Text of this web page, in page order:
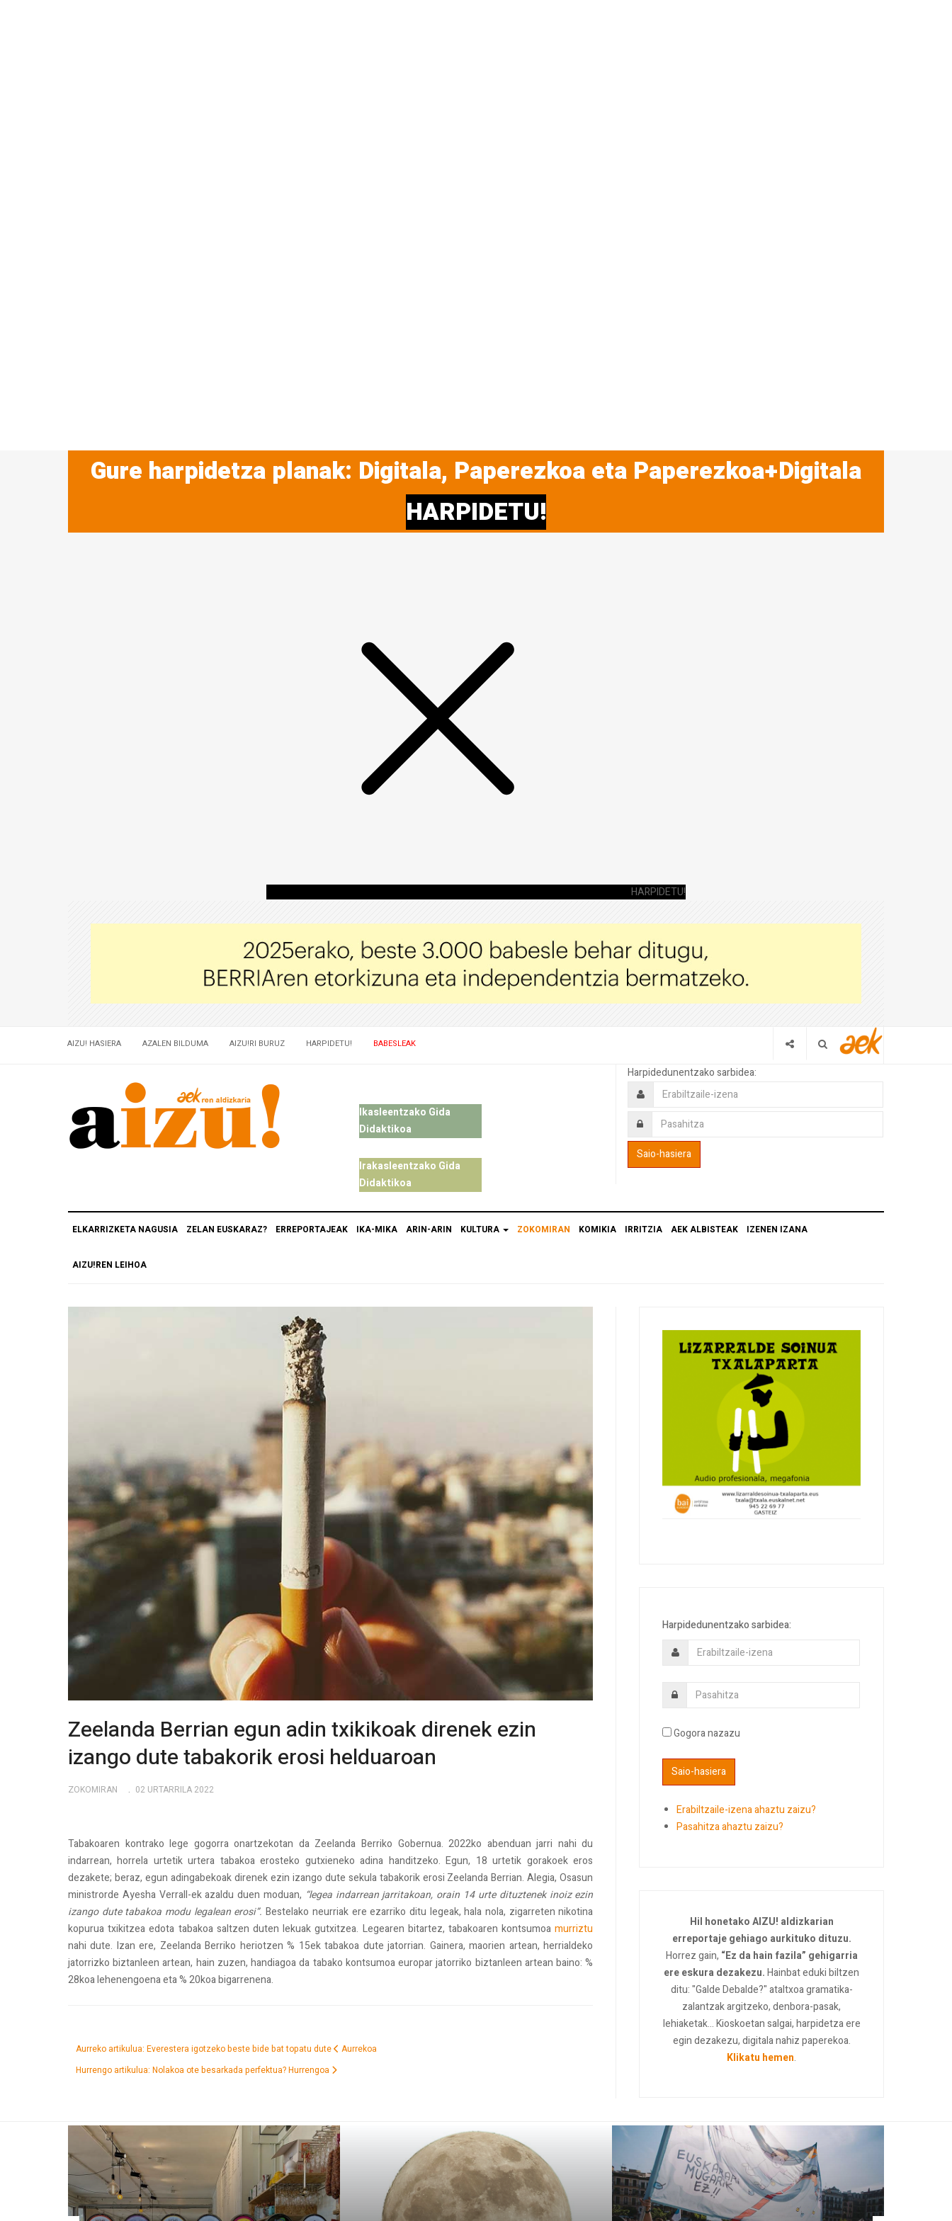
Gure harpidetza planak: Digitala, Paperezkoa eta Paperezkoa+Digitala
HARPIDETU!
HARPIDETU!
AIZU! HASIERA AZALEN BILDUMA AIZU!RI BURUZ HARPIDETU! BABESLEAK
Ikasleentzako Gida
Didaktikoa
Irakasleentzako Gida
Didaktikoa
Harpidedunentzako sarbidea:
ELKARRIZKETA NAGUSIA ZELAN EUSKARAZ? ERREPORTAJEAK IKA-MIKA ARIN-ARIN KULTURA ZOKOMIRAN KOMIKIA IRRITZIA AEK ALBISTEAK IZENEN IZANA
AIZU!REN LEIHOA
Zeelanda Berrian egun adin txikikoak direnek ezin
izango dute tabakorik erosi helduaroan
ZOKOMIRAN 02 URTARRILA 2022
Tabakoaren kontrako lege gogorra onartzekotan da Zeelanda Berriko Gobernua. 2022ko abenduan jarri nahi du
indarrean, horrela urtetik urtera tabakoa erosteko gutxieneko adina handitzeko. Egun, 18 urtetik gorakoek eros
dezakete; beraz, egun adingabekoak direnek ezin izango dute sekula tabakorik erosi Zeelanda Berrian. Alegia, Osasun
ministrorde Ayesha Verrall-ek azaldu duen moduan, “legea indarrean jarritakoan, orain 14 urte dituztenek inoiz ezin
izango dute tabakoa modu legalean erosi”. Bestelako neurriak ere ezarriko ditu legeak, hala nola, zigarreten nikotina
kopurua txikitzea edota tabakoa saltzen duten lekuak gutxitzea. Legearen bitartez, tabakoaren kontsumoamurriztu
nahi dute. Izan ere, Zeelanda Berriko heriotzen % 15ek tabakoa dute jatorrian. Gainera, maorien artean, herrialdeko
jatorrizko biztanleen artean, hain zuzen, handiagoa da tabako kontsumoa europar jatorriko biztanleen artean baino: %
28koa lehenengoena eta % 20koa bigarrenena.
Aurreko artikulua: Everestera igotzeko beste bide bat topatu dute
Aurrekoa
Hurrengo artikulua: Nolakoa ote besarkada perfektua?Hurrengoa
Harpidedunentzako sarbidea:
Gogora nazazu
Erabiltzaile-izena ahaztu zaizu?
Pasahitza ahaztu zaizu?
Hil honetako AIZU! aldizkarian
erreportaje gehiago aurkituko dituzu.
Horrez gain, “Ez da hain fazila” gehigarria
ere eskura dezakezu.Hainbat eduki biltzen
ditu: "Galde Debalde?" ataltxoa gramatika-
zalantzak argitzeko, denbora-pasak,
lehiaketak... Kioskoetan salgai, harpidetza ere
egin dezakezu, digitala nahiz paperekoa.
Klikatu hemen.